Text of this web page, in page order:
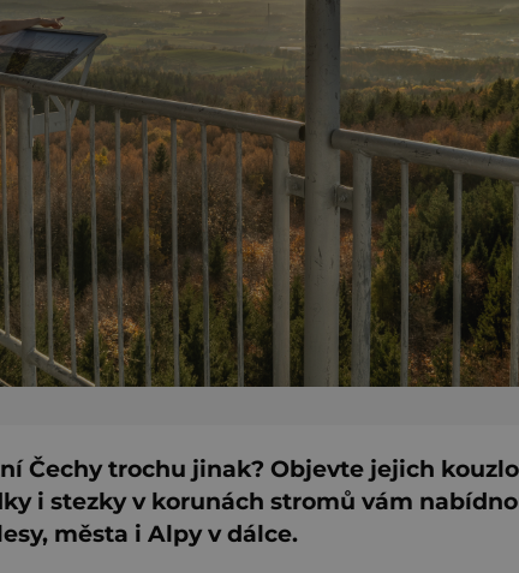
Čechy trochu jinak? Objevte jejich
i stezky v korunách stromů vám
města i Alpy v dálce.